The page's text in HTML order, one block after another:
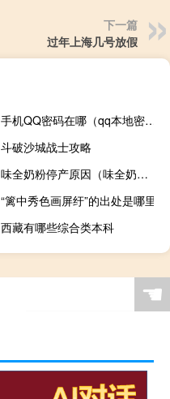
下一篇
过年上海几号放假
手机QQ密码在哪（qq本地密码）
斗破沙城战士攻略
味全奶粉停产原因（味全奶粉好吗）
“篱中秀色画屏纡”的出处是哪里
西藏有哪些综合类本科
☚